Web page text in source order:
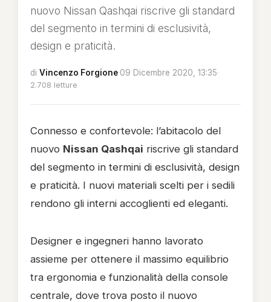
nuovo Nissan Qashqai riscrive gli standard
del segmento in termini di esclusività,
design e praticità.
di Vincenzo Forgione·09 Dicembre 2020, 13:35·
2.708 letture
Connesso e confortevole: l’abitacolo del
nuovo Nissan Qashqai riscrive gli standard
del segmento in termini di esclusività, design
e praticità. I nuovi materiali scelti per i sedili
rendono gli interni accoglienti ed eleganti.
Designer e ingegneri hanno lavorato
assieme per ottenere il massimo equilibrio
tra ergonomia e funzionalità della console
centrale, dove trova posto il nuovo